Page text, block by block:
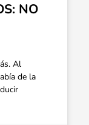
NO
Al
de la